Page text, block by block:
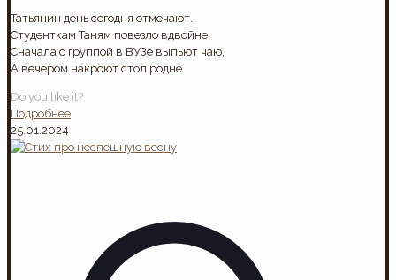
Татьянин день сегодня отмечают.
Студенткам Таням повезло вдвойне:
Сначала с группой в ВУЗе выпьют чаю,
А вечером накроют стол родне.
Do you like it?
Подробнее
25.01.2024